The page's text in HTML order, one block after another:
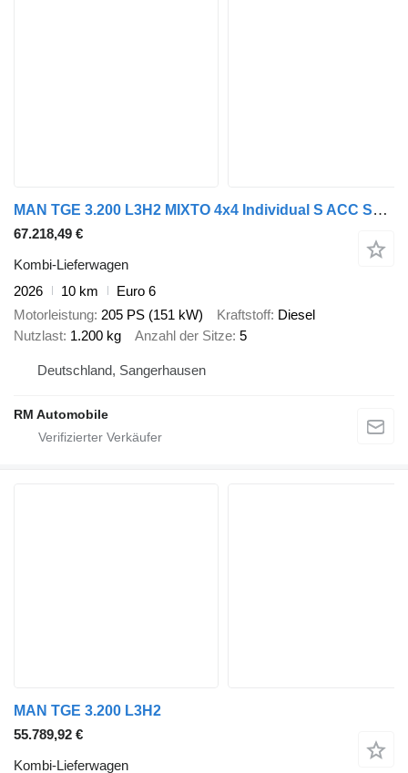
MAN TGE 3.200 L3H2 MIXTO 4x4 Individual S ACC STHZ
67.218,49 €
Kombi-Lieferwagen
2026
10 km
Euro 6
Motorleistung 205 PS (151 kW) Kraftstoff Diesel
Nutzlast 1.200 kg Anzahl der Sitze 5
Deutschland, Sangerhausen
RM Automobile
MAN TGE 3.200 L3H2
55.789,92 €
Kombi-Lieferwagen